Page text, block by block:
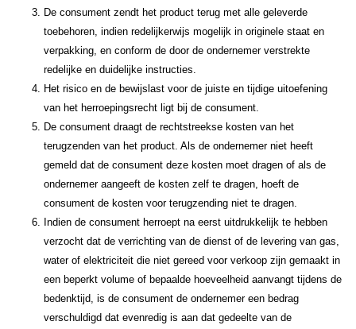
De consument zendt het product terug met alle geleverde
toebehoren, indien redelijkerwijs mogelijk in originele staat en
verpakking, en conform de door de ondernemer verstrekte
redelijke en duidelijke instructies.
Het risico en de bewijslast voor de juiste en tijdige uitoefening
van het herroepingsrecht ligt bij de consument.
De consument draagt de rechtstreekse kosten van het
terugzenden van het product. Als de ondernemer niet heeft
gemeld dat de consument deze kosten moet dragen of als de
ondernemer aangeeft de kosten zelf te dragen, hoeft de
consument de kosten voor terugzending niet te dragen.
Indien de consument herroept na eerst uitdrukkelijk te hebben
verzocht dat de verrichting van de dienst of de levering van gas,
water of elektriciteit die niet gereed voor verkoop zijn gemaakt in
een beperkt volume of bepaalde hoeveelheid aanvangt tijdens de
bedenktijd, is de consument de ondernemer een bedrag
verschuldigd dat evenredig is aan dat gedeelte van de